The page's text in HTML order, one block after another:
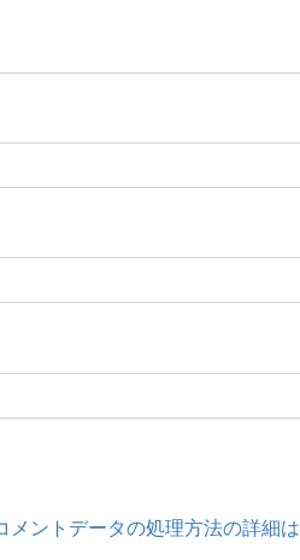
メントデータの処理方法の詳細は